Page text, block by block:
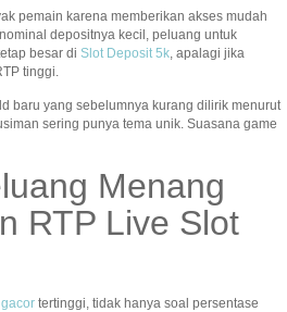
pemain karena memberikan akses mudah
depositnya kecil, peluang untuk
besar di Slot Deposit 5k , apalagi jika
tinggi.
baru yang sebelumnya kurang dilirik menurut
sering punya tema unik. Suasana game
Menang
RTP Live Slot
tertinggi, tidak hanya soal persentase